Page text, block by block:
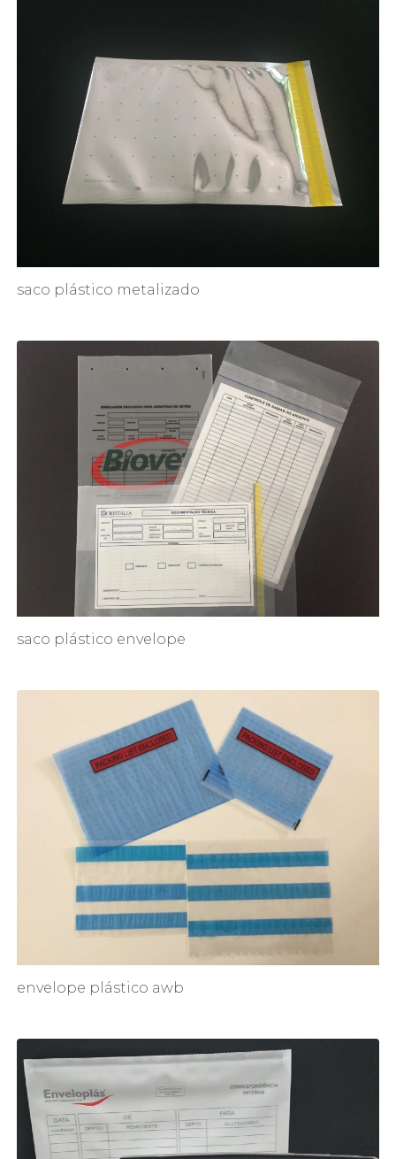
saco plástico metalizado
saco plástico envelope
envelope plástico awb